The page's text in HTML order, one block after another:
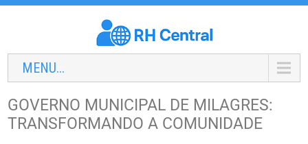
MENU...
GOVERNO MUNICIPAL DE MILAGRES:
TRANSFORMANDO A COMUNIDADE